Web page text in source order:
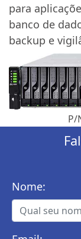
para
banco de
backup e
P/
Nome: